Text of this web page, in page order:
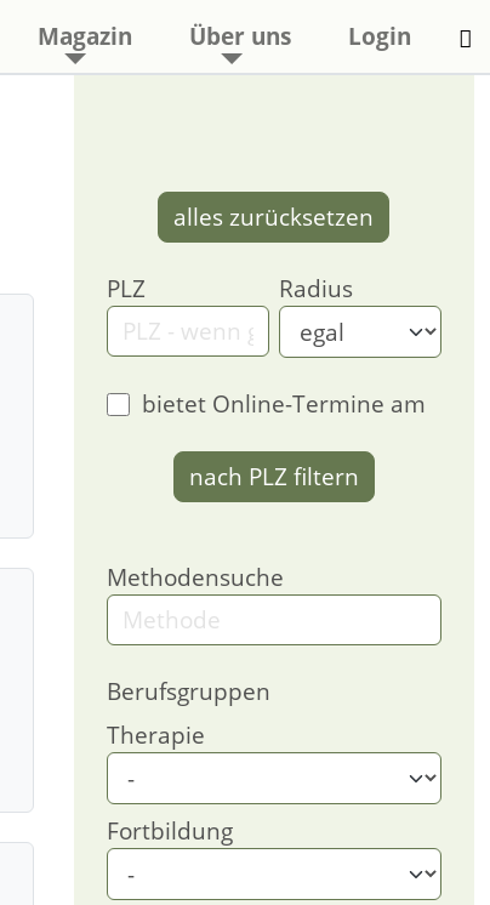
Magazin Über uns Login
alles zurücksetzen
PLZ Radius
bietet Online-Termine am
nach PLZ filtern
Methodensuche
Berufsgruppen
Therapie
Fortbildung